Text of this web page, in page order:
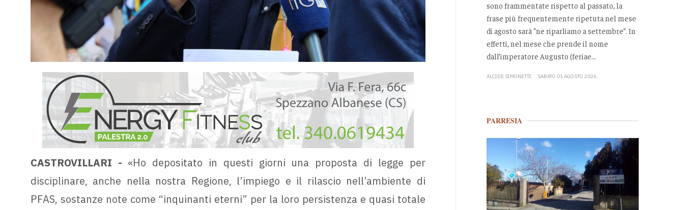
CASTROVILLARI - «Ho depositato in questi giorni una proposta di legge per
disciplinare, anche nella nostra Regione, l’impiego e il rilascio nell’ambiente di
PFAS, sostanze note come “inquinanti eterni” per la loro persistenza e quasi totale
sono frammentate rispetto al passato, la
frase più frequentemente ripetuta nel mese
di agosto sarà “ne riparliamo a settembre”. In
effetti, nel mese che prende il nome
dall’imperatore Augusto (feriae...
ALCIDE SIMONETTI SABATO 01 AGOSTO 2026
PARRESIA